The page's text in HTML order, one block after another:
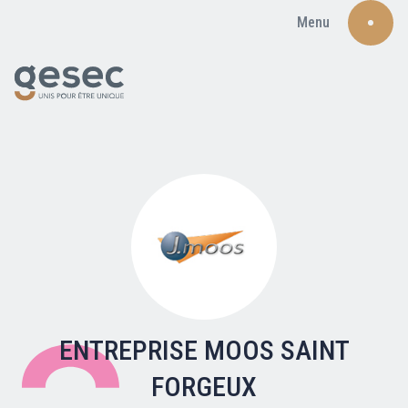
Menu
Nos adhérents
Carte du réseau
ENTREPRISE MOOS SAINT
FORGEUX